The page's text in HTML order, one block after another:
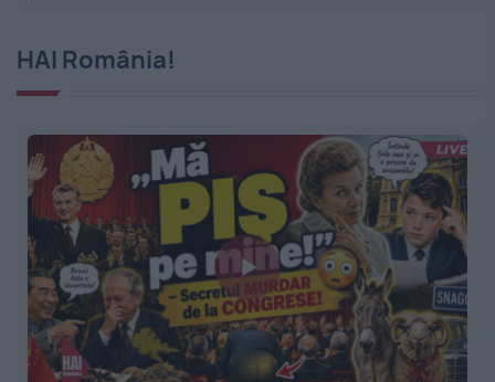
HAI România!